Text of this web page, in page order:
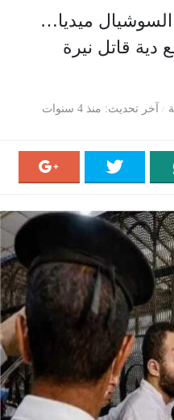
ميديا…
دية قاتل نيرة
آخر تحديث منذ 4 سنوات